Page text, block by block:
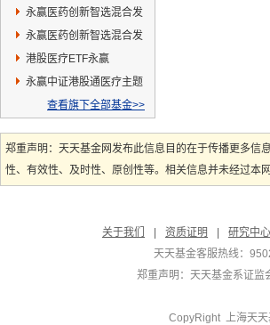
永赢医药创新智选混合发
起A
永赢医药创新智选混合发
起C
港股医疗ETF永赢
永赢中证港股通医疗主题
ETF发起联接A
查看旗下全部基金>>
郑重声明：天天基金网发布此信息目的在于传播更多信
性、有效性、及时性、原创性等。相关信息并未经过本
关于我们
资质证明 研究中心
天天基金客服热线：
郑重声明： 天天基金系证监
CopyRight 上海天